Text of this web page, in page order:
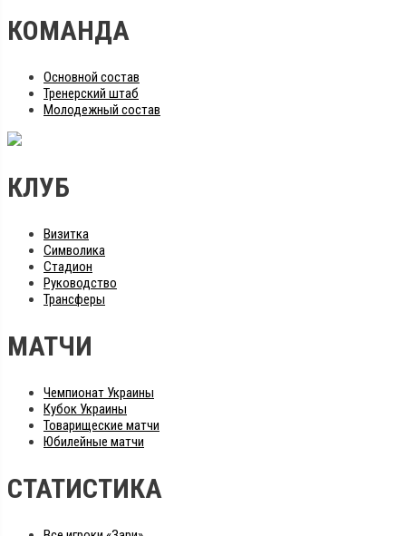
КОМАНДА
Основной состав
Тренерский штаб
Молодежный состав
КЛУБ
Визитка
Символика
Стадион
Руководство
Трансферы
МАТЧИ
Чемпионат Украины
Кубок Украины
Товарищеские матчи
Юбилейные матчи
СТАТИСТИКА